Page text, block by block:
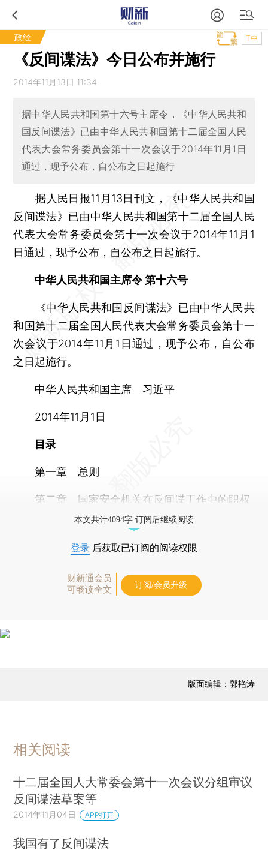
政经 T中
《反间谍法》今日公布并施行
2014年11月13日 11:34
据中华人民共和国第十六号主席令，《中华人民共和
国反间谍法》已由中华人民共和国第十二届全国人民
代表大会常务委员会第十一次会议于2014年11月1日
通过，现予公布，自公布之日起施行
据人民日报11月13日刊文，《中华人民共和国
反间谍法》已由中华人民共和国第十二届全国人民
代表大会常务委员会第十一次会议于2014年11月1
日通过，现予公布，自公布之日起施行。
中华人民共和国主席令 第十六号
《中华人民共和国反间谍法》已由中华人民共
和国第十二届全国人民代表大会常务委员会第十一
次会议于2014年11月1日通过，现予公布，自公布
之日起施行。
中华人民共和国主席 习近平
2014年11月1日
目录
第一章 总则
第二章 国家安全机关在反间谍工作中的职权
本文共计4094字 订阅后继续阅读
登录 后获取已订阅的阅读权限
财新通会员
可畅读全文
订阅/会员升级
版面编辑：郭艳涛
相关阅读
十二届全国人大常委会第十一次会议分组审议
反间谍法草案等
2014年11月04日 APP打开
我国有了反间谍法